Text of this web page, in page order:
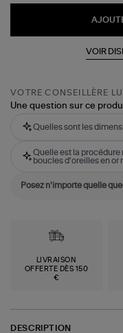
VOIR
VOTRE CONSEILLÈRE
Une question sur ce
Quelles sont les
Quelle est la
boucles d'oreilles en or
LIVRAISON
OFFERTE DÈS 150
€
DESCRIPTION